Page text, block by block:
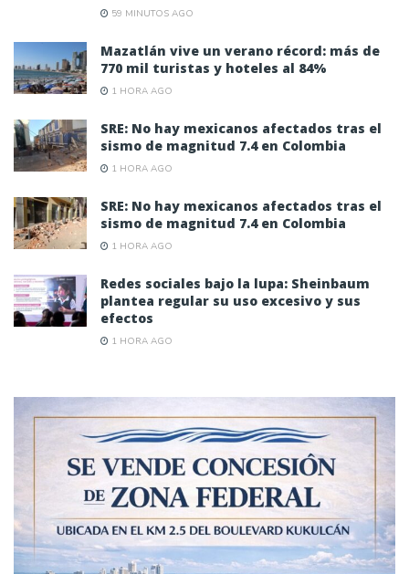
59 MINUTOS AGO
Mazatlán vive un verano récord: más de
770 mil turistas y hoteles al 84%
1 HORA AGO
SRE: No hay mexicanos afectados tras el
sismo de magnitud 7.4 en Colombia
1 HORA AGO
SRE: No hay mexicanos afectados tras el
sismo de magnitud 7.4 en Colombia
1 HORA AGO
Redes sociales bajo la lupa: Sheinbaum
plantea regular su uso excesivo y sus
efectos
1 HORA AGO